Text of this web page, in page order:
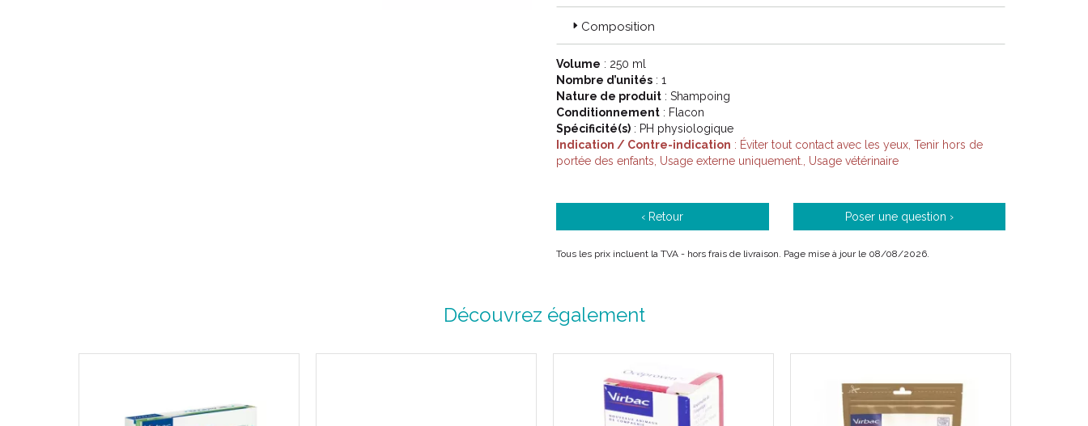
Composition
Volume : 250 ml
Nombre d’unités : 1
Nature de produit : Shampoing
Conditionnement : Flacon
Spécificité(s) : PH physiologique
Indication / Contre-indication : Éviter tout contact avec les yeux, Tenir hors de
portée des enfants, Usage externe uniquement., Usage vétérinaire
‹ Retour Poser une question ›
Tous les prix incluent la TVA - hors frais de livraison. Page mise à jour le 08/08/2026.
Découvrez également